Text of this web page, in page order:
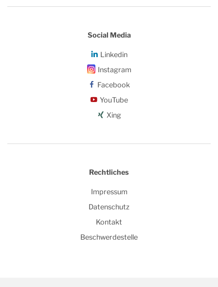
Social Media
Linkedin
Instagram
Facebook
YouTube
Xing
Rechtliches
Impressum
Datenschutz
Kontakt
Beschwerdestelle